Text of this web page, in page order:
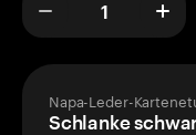
Napa-Leder-
Schlanke